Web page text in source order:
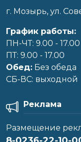
г. Мозырь, ул.
График работы:
ПН-ЧТ: 9.00 - 17.00
ПТ: 9.00 - 17.00
Обед: Без обеда
CБ-ВС: выходной
Реклама
Размещение